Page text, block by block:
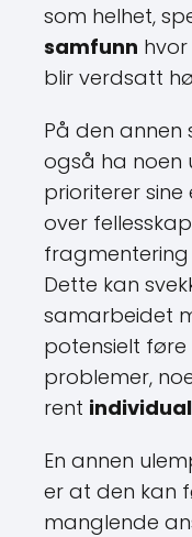
som helhet,
samfunn
blir verdsatt
På den annen
også ha noen
prioriterer
over
fragmentering
Dette kan
samarbeidet
potensielt føre
problemer,
rent
En annen
er at den kan
manglende